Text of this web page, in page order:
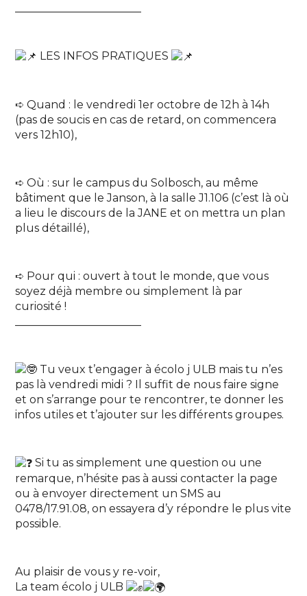
LES INFOS PRATIQUES
➪ Quand : le vendredi 1er octobre de 12h à 14h
(pas de soucis en cas de retard, on commencera
vers 12h10),
➪ Où : sur le campus du Solbosch, au même
bâtiment que le Janson, à la salle J1.106 (c’est là où
a lieu le discours de la JANE et on mettra un plan
plus détaillé),
➪ Pour qui : ouvert à tout le monde, que vous
soyez déjà membre ou simplement là par
curiosité !
Tu veux t’engager à écolo j ULB mais tu n’es
pas là vendredi midi ? Il suffit de nous faire signe
et on s’arrange pour te rencontrer, te donner les
infos utiles et t’ajouter sur les différents groupes.
Si tu as simplement une question ou une
remarque, n’hésite pas à aussi contacter la page
ou à envoyer directement un SMS au
0478/17.91.08, on essayera d’y répondre le plus vite
possible.
Au plaisir de vous y re-voir,
La team écolo j ULB